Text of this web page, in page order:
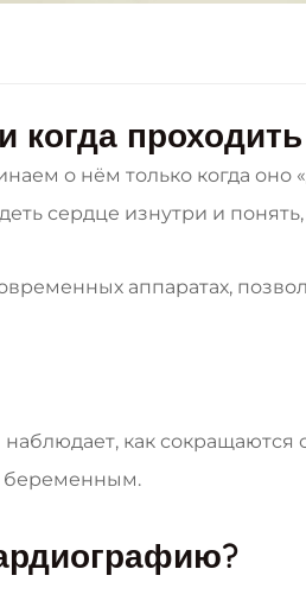
о нём только когда оно
сердце изнутри и
аппаратах,
как
беременным.